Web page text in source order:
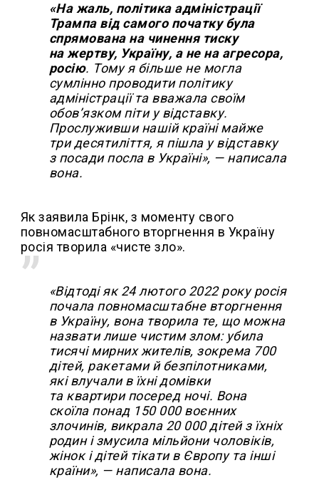
«На жаль, політика адміністрації
Трампа від самого початку була
спрямована на чинення тиску
на жертву, Україну, а не на агресора,
росію. Тому я більше не могла
сумлінно проводити політику
адміністрації та вважала своїм
обов’язком піти у відставку.
Прослуживши нашій країні майже
три десятиліття, я пішла у відставку
з посади посла в Україні», — написала
вона.
Як заявила Брінк, з моменту свого
повномасштабного вторгнення в Україну
росія творила «чисте зло».
«Відтоді як 24 лютого 2022 року росія
почала повномасштабне вторгнення
в Україну, вона творила те, що можна
назвати лише чистим злом: убила
тисячі мирних жителів, зокрема 700
дітей, ракетами й безпілотниками,
які влучали в їхні домівки
та квартири посеред ночі. Вона
скоїла понад 150 000 воєнних
злочинів, викрала 20 000 дітей з їхніх
родин і змусила мільйони чоловіків,
жінок і дітей тікати в Європу та інші
країни», — написала вона.